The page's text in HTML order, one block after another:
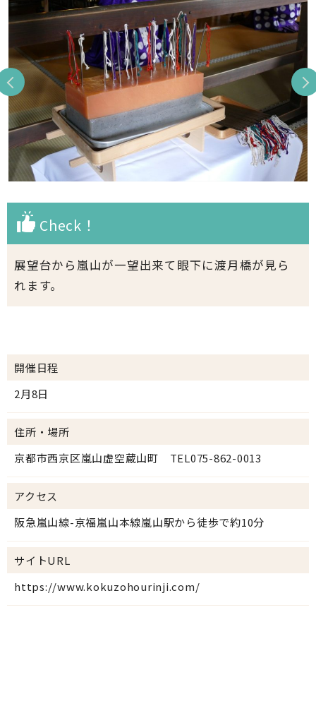
Check！
展望台から嵐山が一望出来て眼下に渡月橋が見ら
れます。
開催日程
2月8日
住所・場所
京都市西京区嵐山虚空蔵山町 TEL075-862-0013
アクセス
阪急嵐山線-京福嵐山本線嵐山駅から徒歩で約10分
サイトURL
https://www.kokuzohourinji.com/